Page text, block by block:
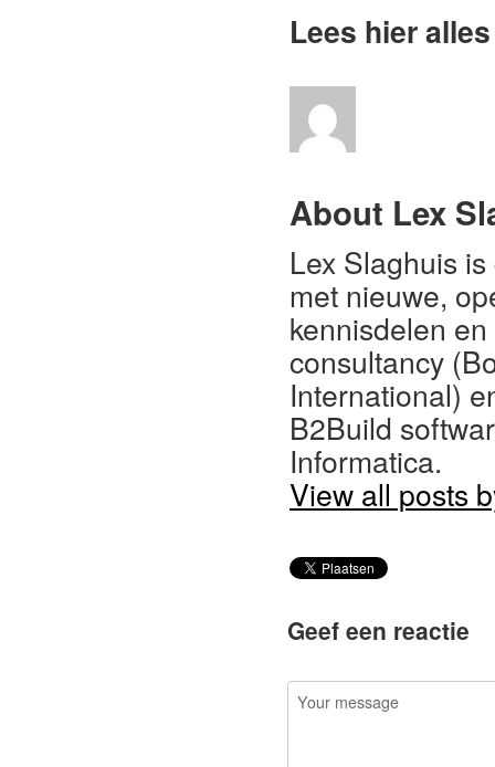
Lees hier
About Lex
Lex Slaghuis
met nieuwe,
kennisdelen
consultancy
International)
B2Build
Informatica.
View all posts
Geef een reactie